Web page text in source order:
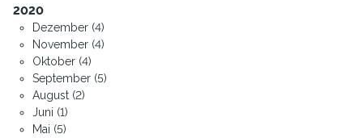
2020
Dezember (4)
November (4)
Oktober (4)
September (5)
August (2)
Juni (1)
Mai (5)